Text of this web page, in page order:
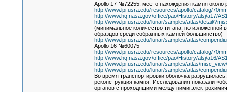
Apollo 17 №72255, место нахождения камня около
http://www.lpi.usra.edu/resources/apollo/catalog/
http://www.hq.nasa.gov/office/pao/History/alsj/a17/
http://www.lpi.usra.edu/lunar/samples/atlas/detail/
(минимальное количество титана, по изложенной
образцов среди собранных камней большинство)
http://www.lpi.usra.edu/lunar/samples/atlas/
Apollo 16 №60075
http://www.lpi.usra.edu/resources/apollo/catalog/
http://www.hq.nasa.gov/office/pao/History/alsj/a16/
http://www.lpi.usra.edu/lunar/samples/atlas/
http://www.lpi.usra.edu/lunar/samples/atlas/
Во время транспортировки оболочка
реконструкция камня. Исследования показали
органов с проходящими между ними